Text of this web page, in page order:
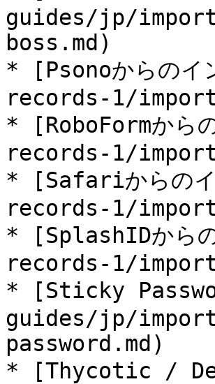
guides/jp/
boss.md)
* [Psonoからの
records-1/
* [RoboFormか
records-1/
* [Safariからの
records-1/
* [SplashIDから
records-1/
* [Sticky
guides/jp/
password.md)
* [Thycotic /